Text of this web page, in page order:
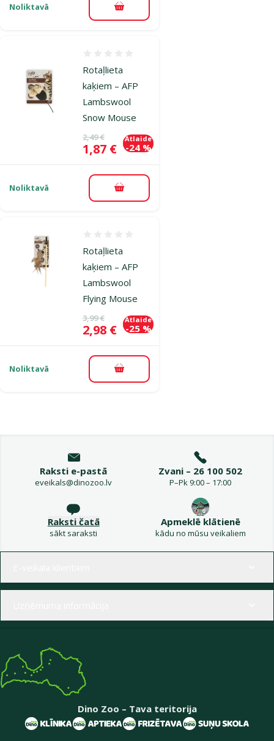
Noliktavā Pievienot grozam
Rotaļlieta
kaķiem – AFP
Lambswool
Snow Mouse
Oriģinālā cena
2,49 €
Cena
1,87 €
Atlaide
-24 %
Noliktavā Pievienot grozam
Rotaļlieta
kaķiem – AFP
Lambswool
Flying Mouse
Oriģinālā cena
3,99 €
Cena
2,98 €
Atlaide
-25 %
Noliktavā Pievienot grozam
Raksti e-pastā
eveikals@dinozoo.lv
Zvani – 26 100 502
P–Pk 9:00 – 17:00
Raksti čatā
sākt saraksti
Apmeklē klātienē
kādu no mūsu veikaliem
Dino Zoo – Tava teritorija